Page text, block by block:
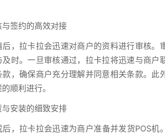
与签约的高效对接
后，拉卡拉会迅速对商户的资料进行审核
及时。一旦审核通过，拉卡拉将迅速与商
款，确保商户充分理解并同意相关条款。
顺利进行。
与安装的细致安排
后，拉卡拉会迅速为商户准备并发货POS